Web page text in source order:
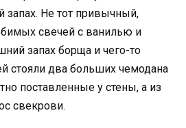
запах. Не тот привычный,
свечей с ванилью и
запах борща и чего-то
стояли два больших чемодана
поставленные у стены, а из
свекрови.